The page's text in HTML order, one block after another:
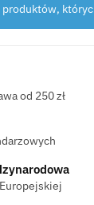
od 250 zł